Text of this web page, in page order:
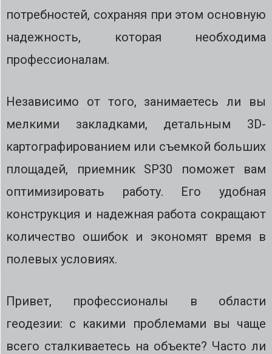
потребностей, сохраняя при этом основную
надежность, которая необходима
профессионалам.
Независимо от того, занимаетесь ли вы
мелкими закладками, детальным 3D-
картографированием или съемкой больших
площадей, приемник SP30 поможет вам
оптимизировать работу. Его удобная
конструкция и надежная работа сокращают
количество ошибок и экономят время в
полевых условиях.
Привет, профессионалы в области
геодезии: с какими проблемами вы чаще
всего сталкиваетесь на объекте? Часто ли